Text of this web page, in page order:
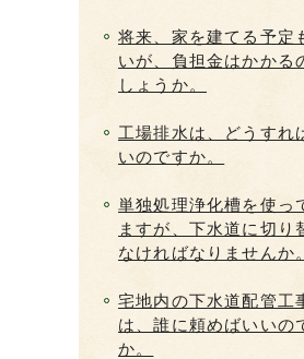
将来、家を建てる予定
いが、負担金はかかる
しょうか。
工場排水は、どうすれ
いのですか。
単独処理浄化槽を使っ
ますが、下水道に切り
なければなりませんか。
宅地内の下水道配管工
は、誰に頼めばいいの
か。